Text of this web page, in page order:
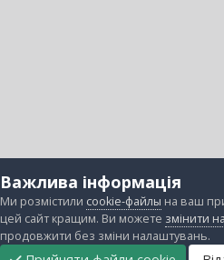
Важлива інформація
Ми розмістили cookie-файлы на ваш
цей сайт кращим. Ви можете змінити
продовжити без зміни налаштувань.